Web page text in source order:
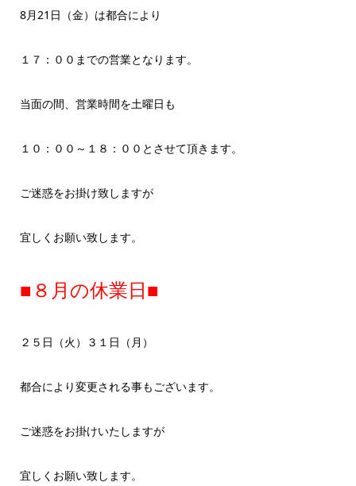
8月21日（金）は都合により
１７：００までの営業となります。
当面の間、営業時間を土曜日も
１０：００～１８：００とさせて頂きます。
ご迷惑をお掛け致しますが
宜しくお願い致します。
■８月の休業日■
２５日（火）３１日（月）
都合により変更される事もございます。
ご迷惑をお掛けいたしますが
宜しくお願い致します。